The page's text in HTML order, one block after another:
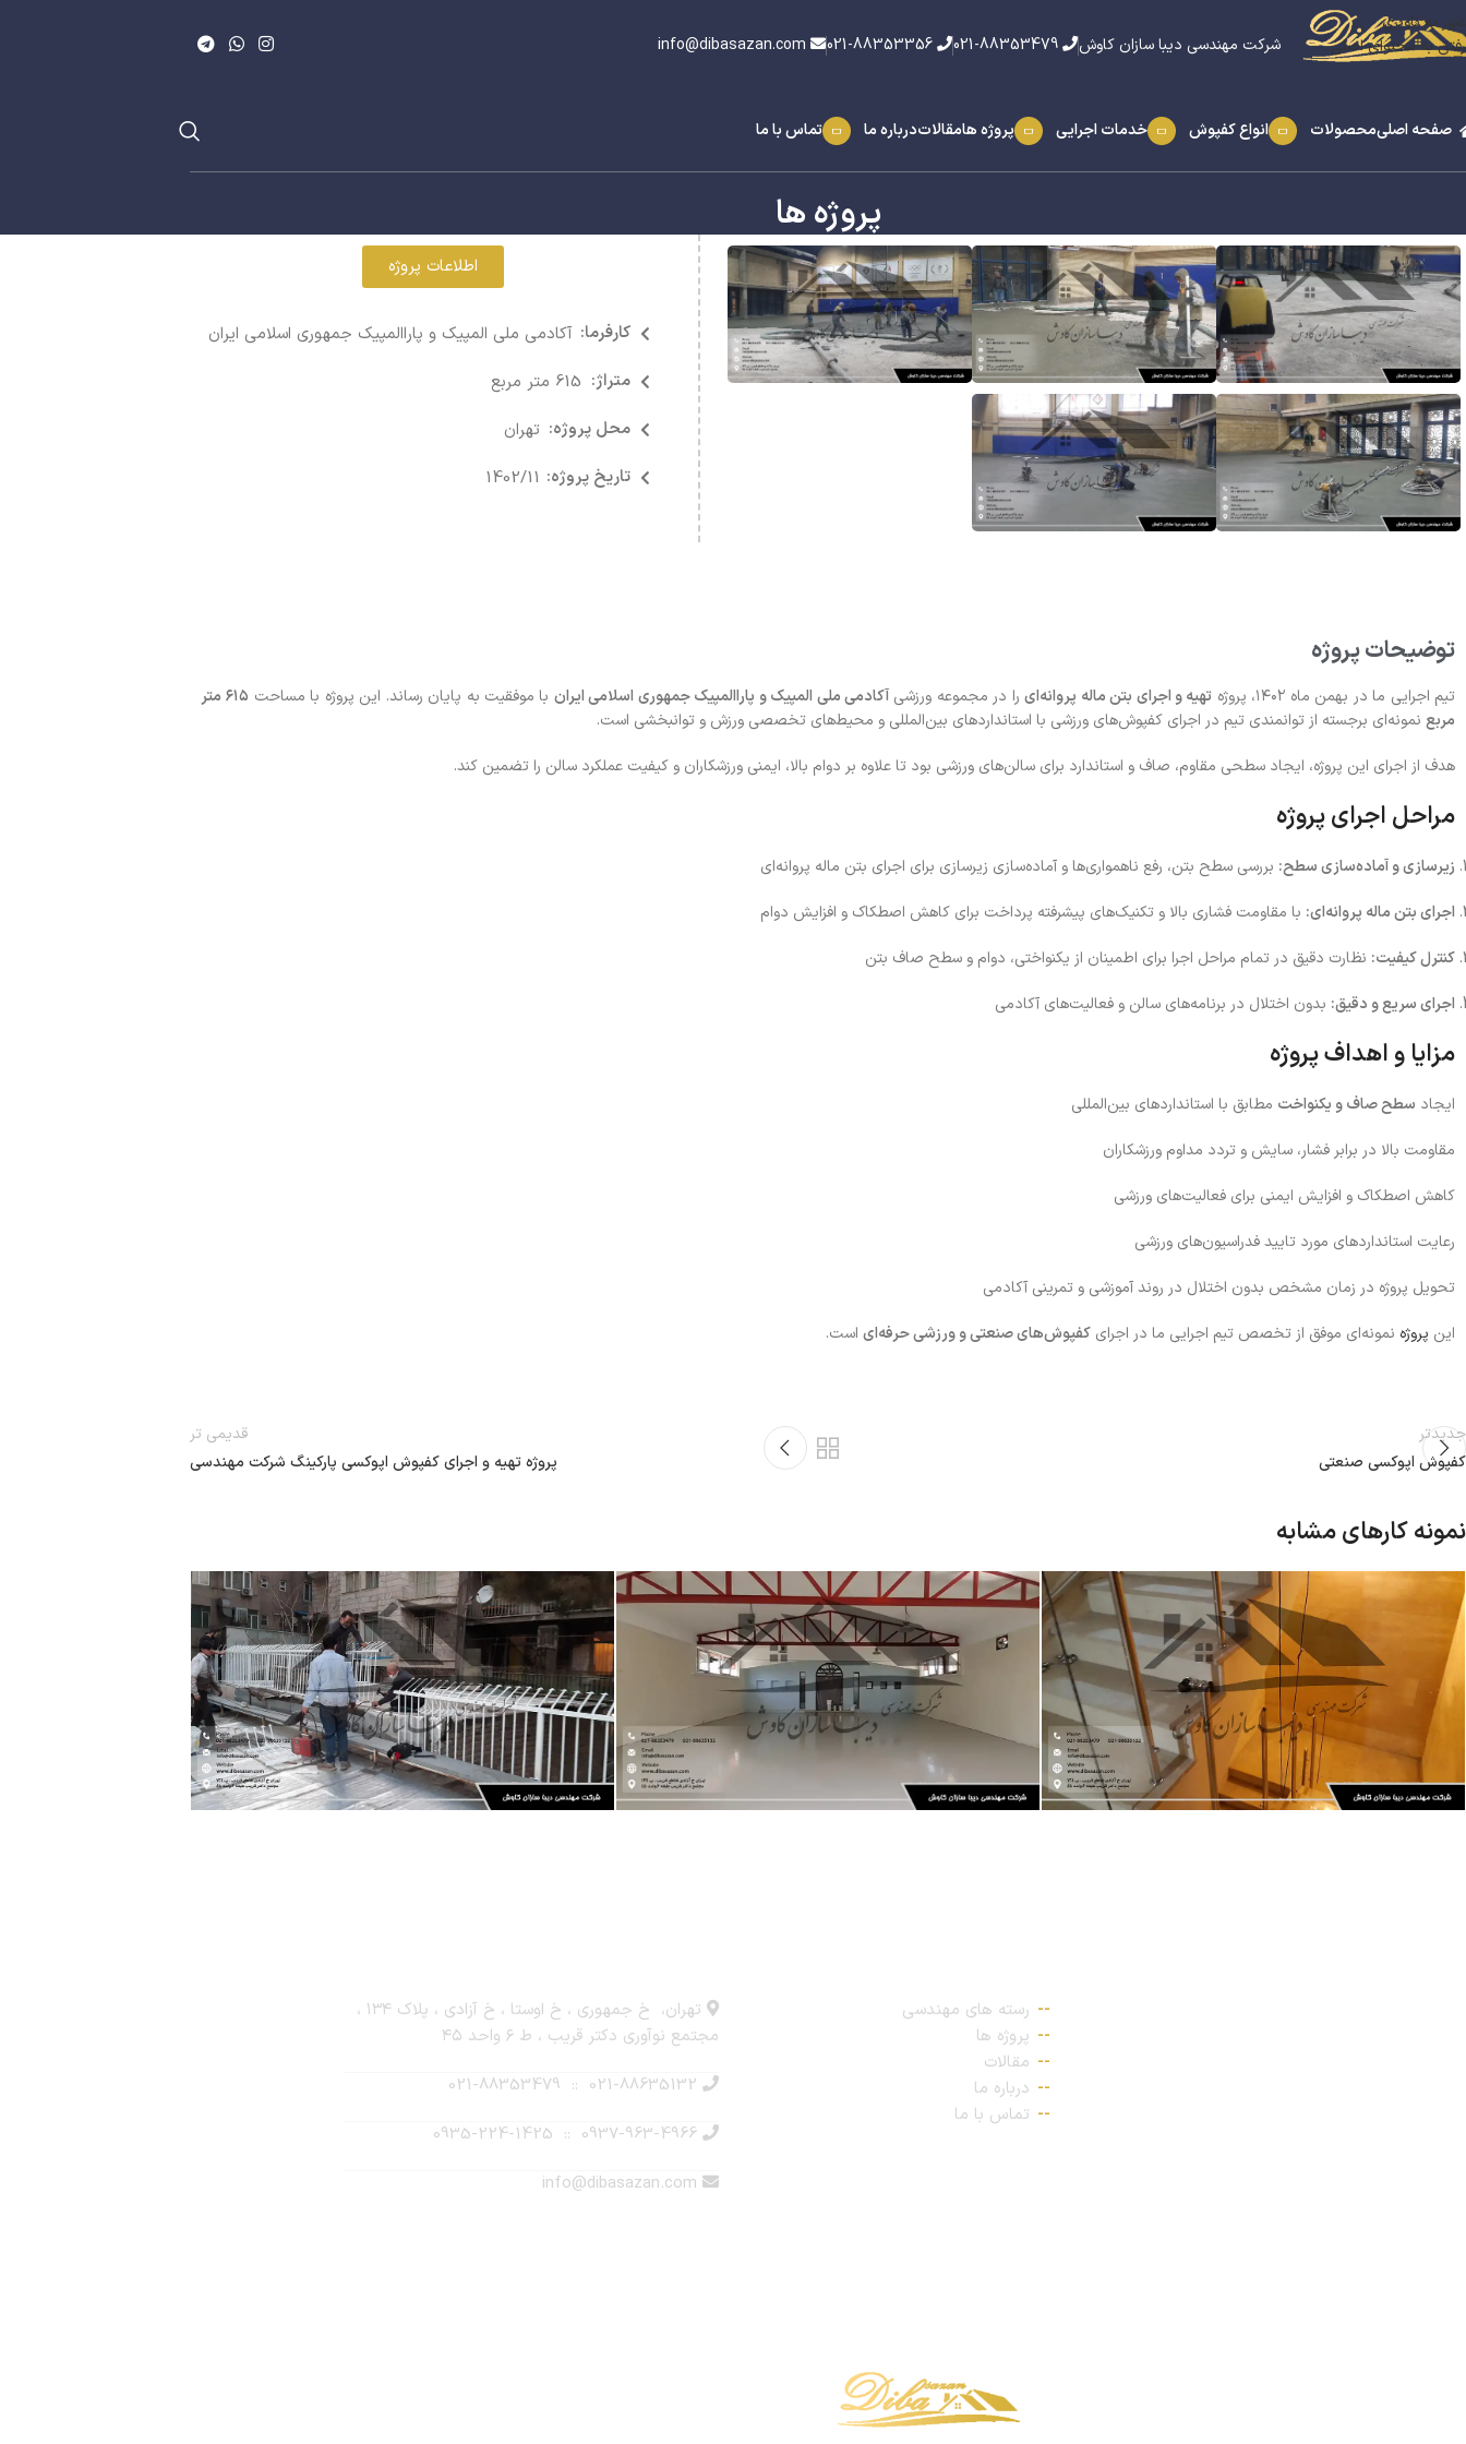
عبور به ناوبری
رفتن به محتوای اصلی
شرکت مهندسی دیبا سازان کاوش
صفحه اصلیمحصولات انواع کفپوش خدمات اجرایی پروژه هامقالاتدرباره ما تماس با ما
پروژه ها
اطلاعات پروژه
کارفرما: آکادمی ملی المپیک و پاراالمپیک جمهوری اسلامی ایران
متراژ: 615 متر مربع
محل پروژه: تهران
تاریخ پروژه: 1402/11
توضیحات پروژه
تیم اجرایی ما در بهمن ماه ۱۴۰۲، پروژه تهیه و اجرای بتن ماله پروانه‌ایرا در مجموعه ورزشی آکادمی ملی المپیک و پاراالمپیک جمهوری اسلامی ایران با موفقیت به پایان رساند. این پروژه با مساحت
۶۱۵ متر
مربع نمونه‌ای برجسته از توانمندی تیم در اجرای کفپوش‌های ورزشی با استانداردهای بین‌المللی و محیط‌های تخصصی ورزش و توانبخشی است.
هدف از اجرای این پروژه، ایجاد سطحی مقاوم، صاف و استاندارد برای سالن‌های ورزشی بود تا علاوه بر دوام بالا، ایمنی ورزشکاران و کیفیت عملکرد سالن را تضمین کند.
مراحل اجرای پروژه
زیرسازی و آماده‌سازی سطح: بررسی سطح بتن، رفع ناهمواری‌ها و آماده‌سازی زیرسازی برای اجرای بتن ماله پروانه‌ای
اجرای بتن ماله پروانه‌ای: با مقاومت فشاری بالا و تکنیک‌های پیشرفته پرداخت برای کاهش اصطکاک و افزایش دوام
کنترل کیفیت: نظارت دقیق در تمام مراحل اجرا برای اطمینان از یکنواختی، دوام و سطح صاف بتن
اجرای سریع و دقیق: بدون اختلال در برنامه‌های سالن و فعالیت‌های آکادمی
مزایا و اهداف پروژه
ایجاد سطح صاف و یکنواخت مطابق با استانداردهای بین‌المللی
مقاومت بالا در برابر فشار، سایش و تردد مداوم ورزشکاران
کاهش اصطکاک و افزایش ایمنی برای فعالیت‌های ورزشی
رعایت استانداردهای مورد تایید فدراسیون‌های ورزشی
تحویل پروژه در زمان مشخص بدون اختلال در روند آموزشی و تمرینی آکادمی
این پروژه نمونه‌ای موفق از تخصص تیم اجرایی ما در اجرای کفپوش‌های صنعتی و ورزشی حرفه‌ای است.
جدیدتر
کفپوش اپوکسی صنعتی
قدیمی تر
پروژه تهیه و اجرای کفپوش اپوکسی پارکینگ شرکت مهندسی
نمونه کارهای مشابه
رسته های مهندسی
پروژه ها
مقالات
درباره ما
تماس با ما
تهران، خ جمهوری ، خ اوستا ، خ آزادی ، پلاک ۱۳۴ ،
مجتمع نوآوری دکتر قریب ، ط ۶ واحد ۴۵
021-88635132 :: 021-88353479
0937-963-4966 :: 0935-224-1425
info@dibasazan.com